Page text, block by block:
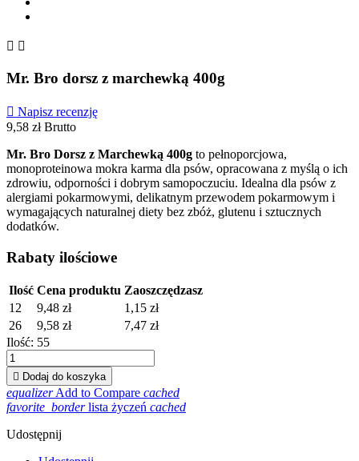
 
Mr. Bro dorsz z marchewką 400g
 Napisz recenzję
9,58 złBrutto
Mr. Bro Dorsz z Marchewką 400g to pełnoporcjowa,
monoproteinowa mokra karma dla psów, opracowana z myślą o ich
zdrowiu, odporności i dobrym samopoczuciu. Idealna dla psów z
alergiami pokarmowymi, delikatnym przewodem pokarmowym i
wymagających naturalnej diety bez zbóż, glutenu i sztucznych
dodatków.
Rabaty ilościowe
Ilość Cena produktu Zaoszczędzasz
12
9,48 zł
1,15 zł
26
9,58 zł
7,47 zł
Ilość: 55
 Dodaj do koszyka
equalizer Add to Compare cached
favorite_border lista życzeń cached
Udostępnij